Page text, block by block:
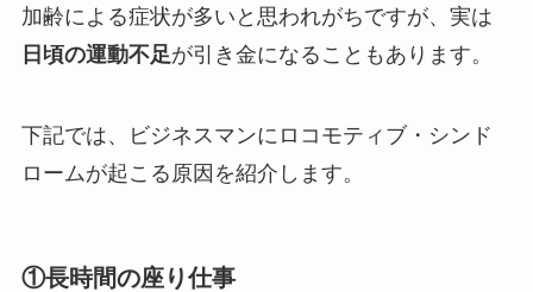
加齢による症状が多いと思われがちですが、実は
日頃の運動不足が引き金になることもあります。
下記では、ビジネスマンにロコモティブ・シンド
ロームが起こる原因を紹介します。
①長時間の座り仕事